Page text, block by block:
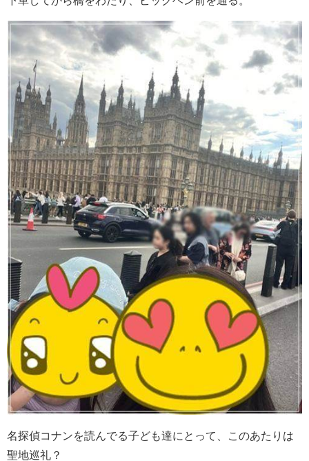
名探偵コナンを読んでる子ども達にとって、このあたりは
聖地巡礼？